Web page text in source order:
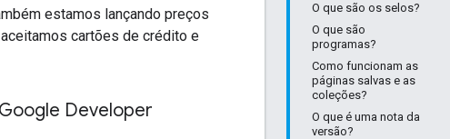
O que são os selos?
O que são
programas?
Como funcionam as
páginas salvas e as
coleções?
O que é uma nota da
versão?
estamos lançando preços
aceitamos cartões de crédito e
Developer